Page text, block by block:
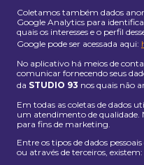
Coletamos também dados
Google Analytics para
quais os interesses e o perfil
Google pode ser acessada aqui:
No aplicativo há meios de
comunicar fornecendo seus
da STUDIO 93 nos quais não
Em todas as coletas de dados
um atendimento de qualidade.
para fins de marketing.
Entre os tipos de dados
ou através de terceiros,